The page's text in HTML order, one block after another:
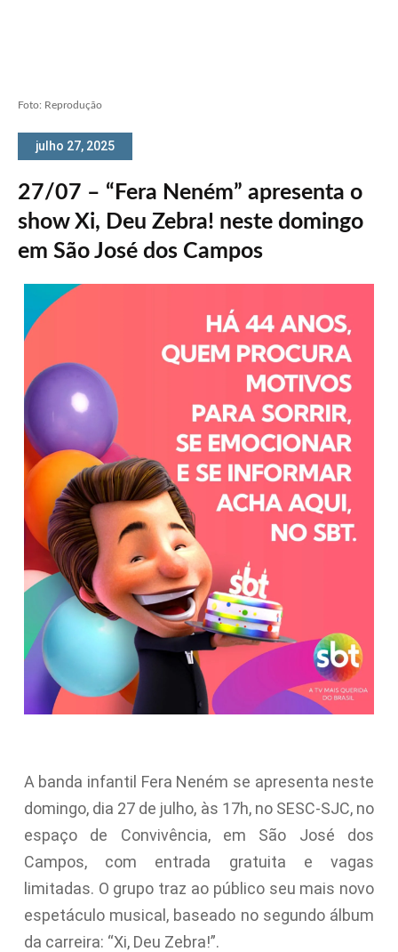
Foto: Reprodução
julho 27, 2025
27/07 – “Fera Neném” apresenta o
show Xi, Deu Zebra! neste domingo
em São José dos Campos
A banda infantil Fera Neném se apresenta neste
domingo, dia 27 de julho, às 17h, no SESC-SJC, no
espaço de Convivência, em São José dos
Campos, com entrada gratuita e vagas
limitadas. O grupo traz ao público seu mais novo
espetáculo musical, baseado no segundo álbum
da carreira: “Xi, Deu Zebra!”.